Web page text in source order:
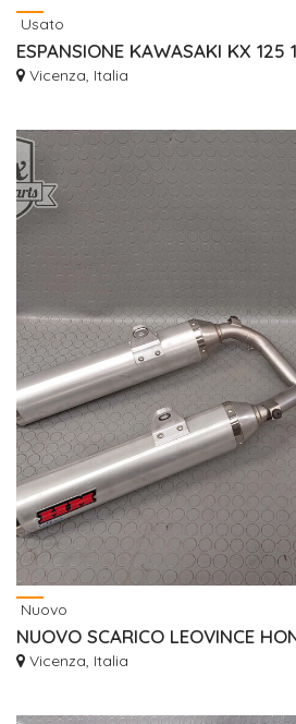
Usato
Vicenza, Italia
Nuovo
Vicenza, Italia